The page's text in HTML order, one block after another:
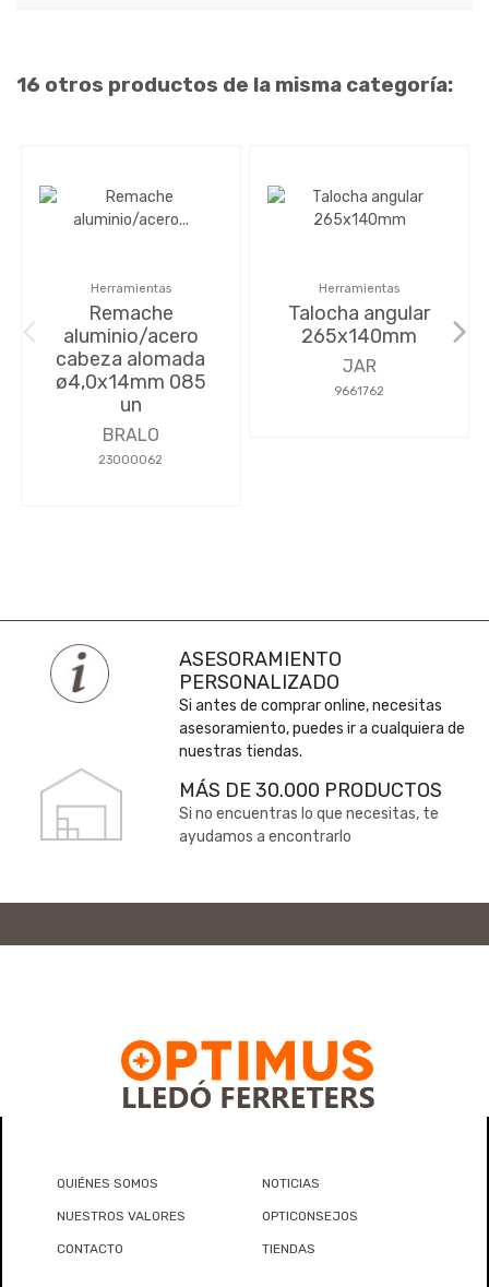
16 otros productos de la misma categoría:
Herramientas
Remache
aluminio/acero
cabeza alomada
ø4,0x14mm 085
un
BRALO
23000062
Herramientas
Talocha angular
265x140mm
JAR
9661762
ASESORAMIENTO
PERSONALIZADO
Si antes de comprar online, necesitas
asesoramiento, puedes ir a cualquiera de
nuestras tiendas.
MÁS DE 30.000 PRODUCTOS
Si no encuentras lo que necesitas, te
ayudamos a encontrarlo
QUIÉNES SOMOS NOTICIAS
NUESTROS VALORES OPTICONSEJOS
CONTACTO TIENDAS